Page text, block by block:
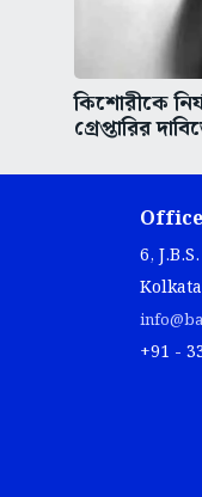
কিশোরীকে
গ্রেপ্তারির
Office
6,
+91 -